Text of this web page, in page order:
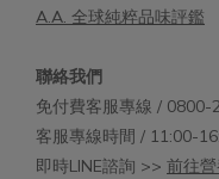
A.A. 全球純粹品味評鑑
聯絡我們
免付費客服專線 / 0800-
客服專線時間 / 11:00-
即時LINE諮詢 >> 前往